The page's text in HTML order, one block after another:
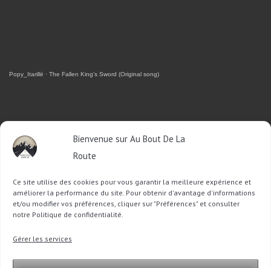
Bienvenue sur Au Bout De La
Route
Ce site utilise des cookies pour vous garantir la meilleure expérience et
améliorer la performance du site. Pour obtenir d'avantage d'informations
et/ou modifier vos préférences, cliquer sur "Préférences" et consulter
notre Politique de confidentialité.
Gérer les services
Popy_Itarillë · The Fallen King's Sword (Original song)
RETROUVEZ-MOI SUR FACEBOOK
OU SUR TWITTER
Follow @Sophie_ABDLRTweet to @Sophie_ABDLR